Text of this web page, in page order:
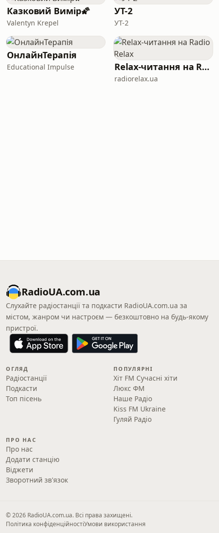
Казковий Вимір🌠
Valentyn Krepel
УТ-2
УТ-2
ОнлайнТерапія
Educational Impulse Relax-читання на Radio Relax
radiorelax.ua
RadioUA.com.ua
Слухайте радіостанції та подкасти RadioUA.com.ua за
містом, жанром чи настроєм — безкоштовно на будь-якому
пристрої.
ОГЛЯД
Радіостанції
Подкасти
Топ пісень
ПОПУЛЯРНІ
Хіт FM Сучасні хіти
Люкс ФМ
Наше Радіо
Kiss FM Ukraine
Гуляй Радіо
ПРО НАС
Про нас
Додати станцію
Віджети
Зворотний зв'язок
© 2026 RadioUA.com.ua. Всі права захищені.
Політика конфіденційностіУмови використання